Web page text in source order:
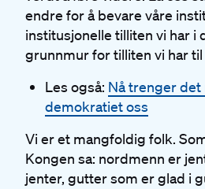
endre for å bevare våre
institusjonelle tilliten vi har i
grunnmur for tilliten vi har
Les også: Nå trenger det
demokratiet oss
Vi er et mangfoldig folk.
Kongen sa: nordmenn er
jenter, gutter som er glad i